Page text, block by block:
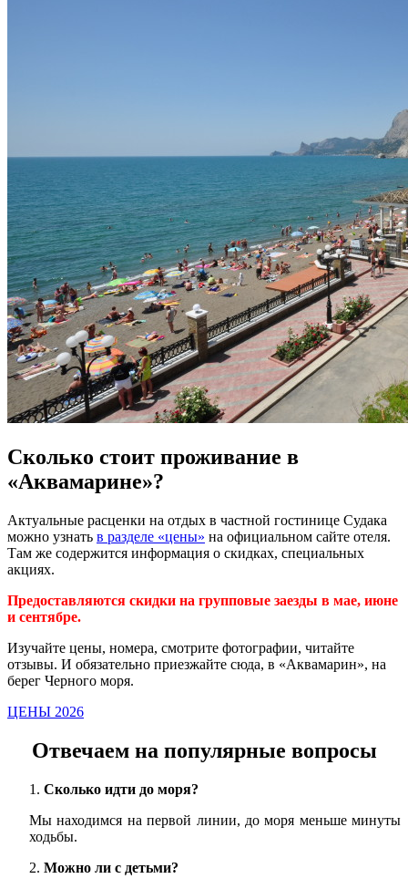
Сколько стоит проживание в
«Аквамарине»?
Актуальные расценки на отдых в частной гостинице Судака
можно узнать в разделе «цены» на официальном сайте отеля.
Там же содержится информация о скидках, специальных
акциях.
Предоставляются скидки на групповые заезды в мае, июне
и сентябре.
Изучайте цены, номера, смотрите фотографии, читайте
отзывы. И обязательно приезжайте сюда, в «Аквамарин», на
берег Черного моря.
ЦЕНЫ 2026
Отвечаем на популярные вопросы
Сколько идти до моря?
Мы находимся на первой линии, до моря меньше минуты
ходьбы.
Можно ли с детьми?